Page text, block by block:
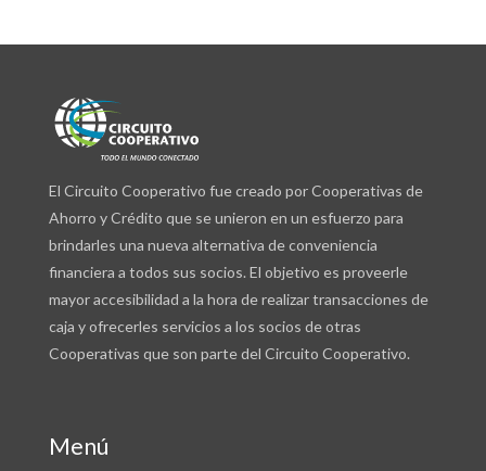
El Circuito Cooperativo fue creado por Cooperativas de
Ahorro y Crédito que se unieron en un esfuerzo para
brindarles una nueva alternativa de conveniencia
financiera a todos sus socios. El objetivo es proveerle
mayor accesibilidad a la hora de realizar transacciones de
caja y ofrecerles servicios a los socios de otras
Cooperativas que son parte del Circuito Cooperativo.
Menú